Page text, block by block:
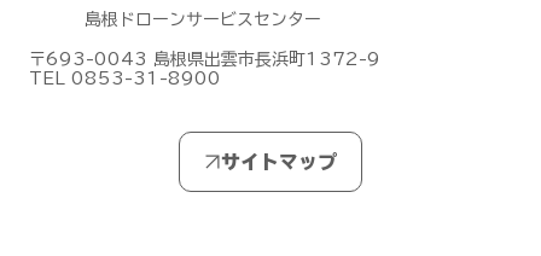
島根ドローンサービスセンター
〒693-0043 島根県出雲市長浜町1372-9
TEL 0853-31-8900